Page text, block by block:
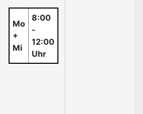
Mo
+
Mi
8:00
-
12:00
Uhr